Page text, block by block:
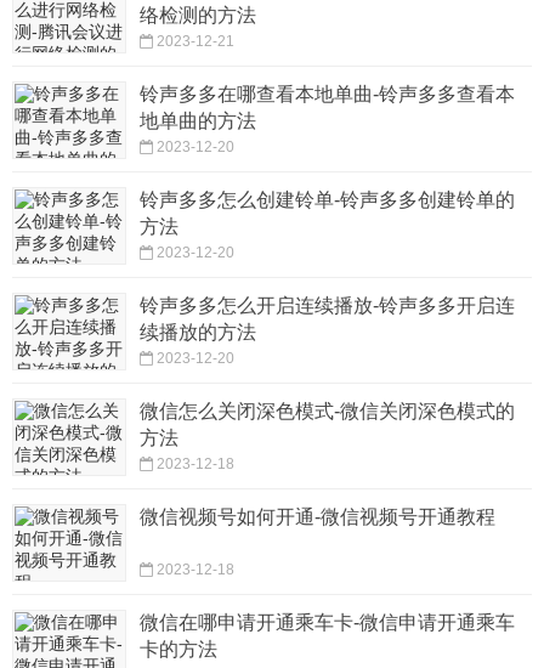
络检测的方法
2023-12-21
铃声多多在哪查看本地单曲-铃声多多查看本
地单曲的方法
2023-12-20
铃声多多怎么创建铃单-铃声多多创建铃单的
方法
2023-12-20
铃声多多怎么开启连续播放-铃声多多开启连
续播放的方法
2023-12-20
微信怎么关闭深色模式-微信关闭深色模式的
方法
2023-12-18
微信视频号如何开通-微信视频号开通教程
2023-12-18
微信在哪申请开通乘车卡-微信申请开通乘车
卡的方法